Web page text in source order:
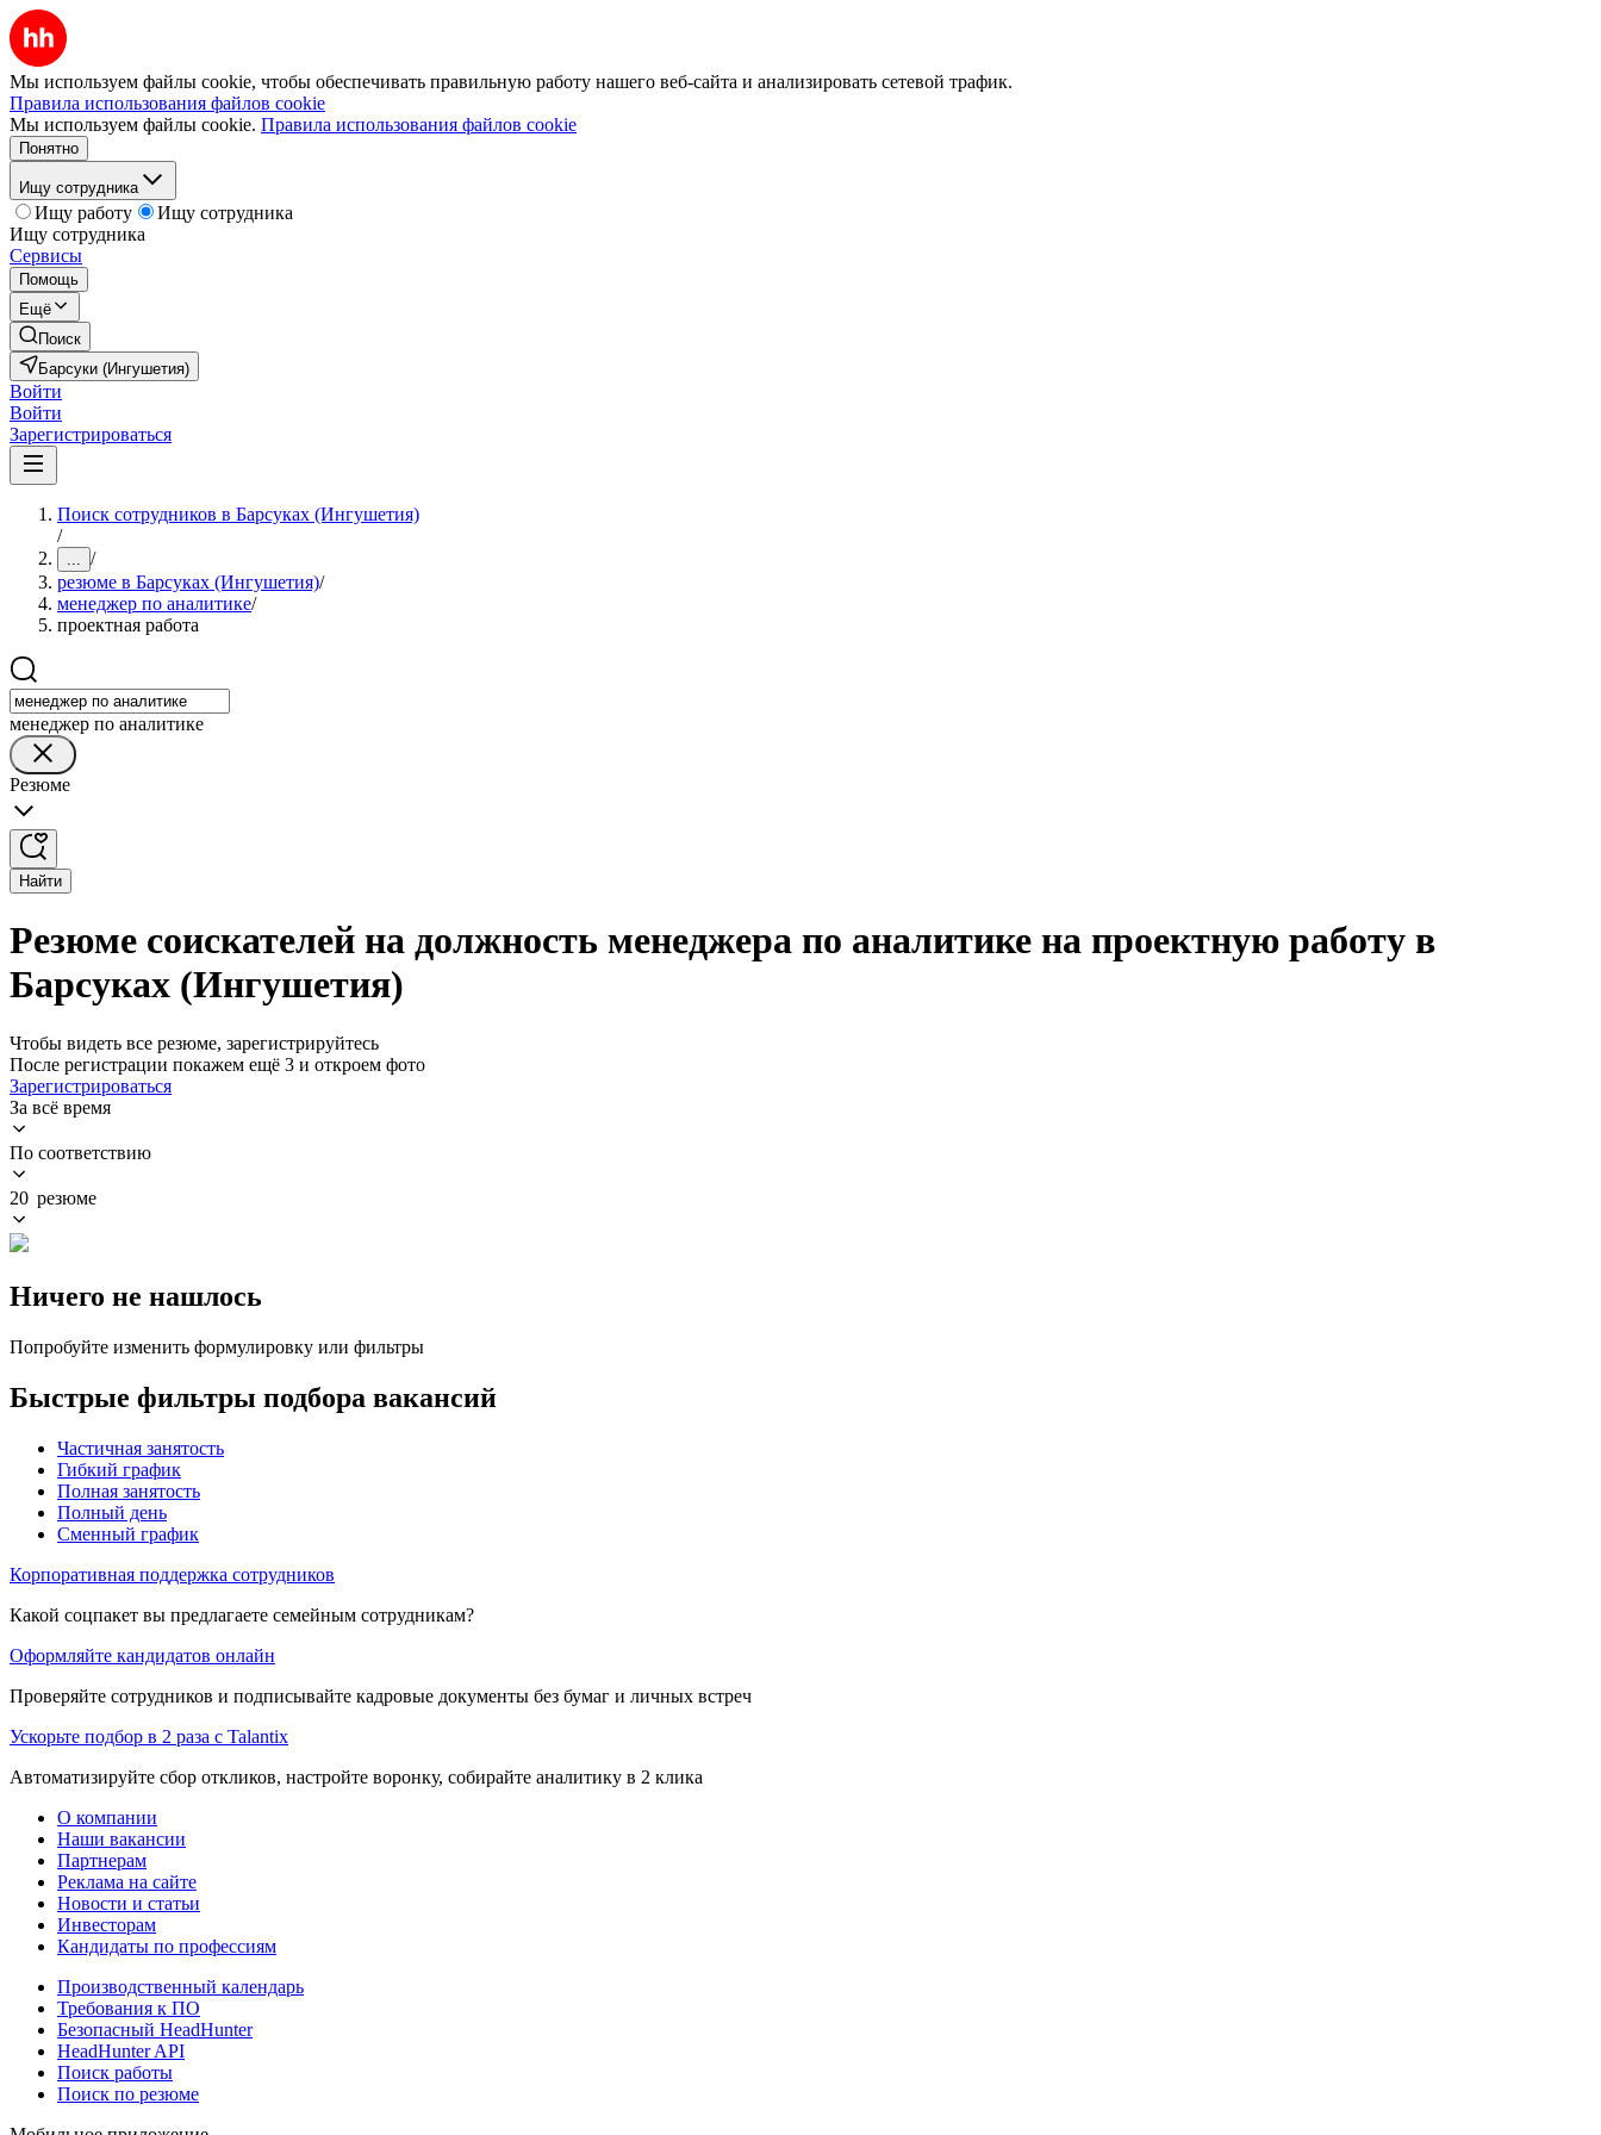
Мы используем файлы cookie, чтобы обеспечивать правильную работу нашего веб-сайта и анализировать сетевой трафик.
Правила использования файлов cookie
Мы используем файлы cookie. Правила использования файлов cookie
Понятно
Ищу сотрудника
Ищу работу
Ищу сотрудника
Ищу сотрудника
Сервисы
Помощь
Ещё
Поиск
Барсуки (Ингушетия)
Войти
Войти
Зарегистрироваться
Поиск сотрудников в Барсуках (Ингушетия)
/
... /
резюме в Барсуках (Ингушетия)/
менеджер по аналитике/
проектная работа
менеджер по аналитике
Резюме
Найти
Резюме соискателей на должность менеджера по аналитике на проектную работу в
Барсуках (Ингушетия)
Чтобы видеть все резюме, зарегистрируйтесь
После регистрации покажем ещё 3 и откроем фото
Зарегистрироваться
За всё время
По соответствию
20 резюме
Ничего не нашлось
Попробуйте изменить формулировку или фильтры
Быстрые фильтры подбора вакансий
Частичная занятость
Гибкий график
Полная занятость
Полный день
Сменный график
Корпоративная поддержка сотрудников
Какой соцпакет вы предлагаете семейным сотрудникам?
Оформляйте кандидатов онлайн
Проверяйте сотрудников и подписывайте кадровые документы без бумаг и личных встреч
Ускорьте подбор в 2 раза с Talantix
Автоматизируйте сбор откликов, настройте воронку, собирайте аналитику в 2 клика
О компании
Наши вакансии
Партнерам
Реклама на сайте
Новости и статьи
Инвесторам
Кандидаты по профессиям
Производственный календарь
Требования к ПО
Безопасный HeadHunter
HeadHunter API
Поиск работы
Поиск по резюме